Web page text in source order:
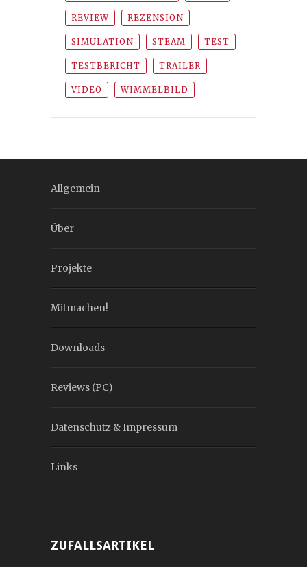
REVIEW REZENSION
SIMULATION STEAM TEST
TESTBERICHT TRAILER
VIDEO WIMMELBILD
Allgemein
Über
Projekte
Mitmachen!
Downloads
Reviews (PC)
Datenschutz & Impressum
Links
ZUFALLSARTIKEL